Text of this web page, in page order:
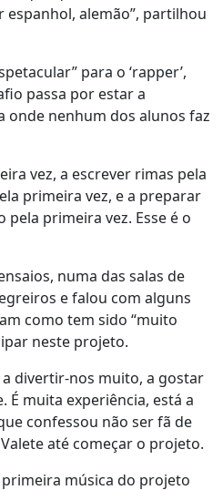
espanhol, alemão”, partilhou
para o ‘rapper’,
passa por estar a
nenhum dos alunos faz
vez, a escrever rimas pela
primeira vez, e a preparar
pela primeira vez. Esse é o
numa das salas de
e falou com alguns
como tem sido “muito
neste projeto.
divertir-nos muito, a gostar
É muita experiência, está a
confessou não ser fã de
até começar o projeto.
música do projeto